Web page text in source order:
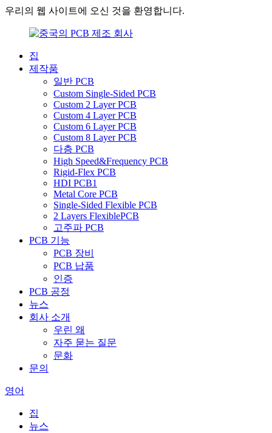
우리의 웹 사이트에 오신 것을 환영합니다.
집
제작품
일반 PCB
Custom Single-Sided PCB
Custom 2 Layer PCB
Custom 4 Layer PCB
Custom 6 Layer PCB
Custom 8 Layer PCB
다층 PCB
High Speed&Frequency PCB
Rigid-Flex PCB
HDI PCB1
Metal Core PCB
Single-Sided Flexible PCB
2 Layers FlexiblePCB
고주파 PCB
PCB 기능
PCB 장비
PCB 납품
인증
PCB 공정
뉴스
회사 소개
우린 왜
자주 묻는 질문
문화
문의
영어
집
뉴스